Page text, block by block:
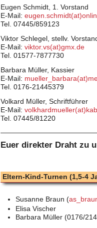
Eugen Schmidt, 1. Vorstand
E-Mail:
Tel. 07445/859123
Viktor Schlegel, stellv.
E-Mail: viktor.vs(at)gmx.de
Tel. 01577-7877730
Barbara Müller, Kassier
E-Mail:
Tel. 0176-21445379
Volkard Müller, Schriftführer
E-Mail:
Tel. 07445/81220
Euer direkter Draht zu
Eltern-Kind-Turnen (1,5-4
Susanne Braun (
Elisa Vischer
Barbara Müller (0176/